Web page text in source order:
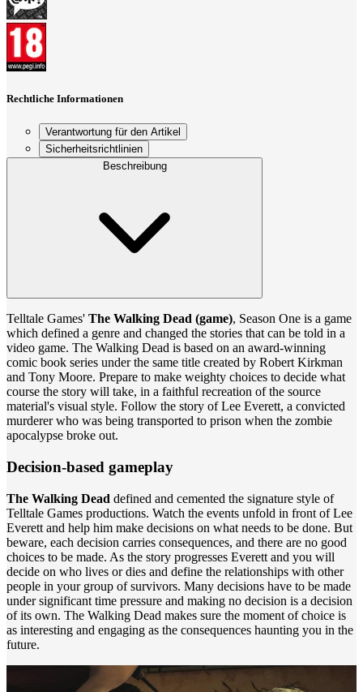
Rechtliche Informationen
Verantwortung für den Artikel
Sicherheitsrichtlinien
Beschreibung
Telltale Games' The Walking Dead (game), Season One is a game
which defined a genre and changed the stories that can be told in a
video game. The Walking Dead is based on an award-winning
comic book series under the same title created by Robert Kirkman
and Tony Moore. Prepare to make weighty choices to decide what
course the story will take, in a faithful recreation of the source
material's visual style. Follow the story of Lee Everett, a convicted
murderer who was being transported to prison when the zombie
apocalypse broke out.
Decision-based gameplay
The Walking Dead defined and cemented the signature style of
Telltale Games productions. Watch the events unfold in front of Lee
Everett and help him make decisions on what needs to be done. But
beware, each decision carries consequences, and there are no good
choices to be made. As the story progresses Everett and you will
decide on who lives or dies and define the relationships with other
people in your group of survivors. Many decisions have to be made
under significant time pressure and making no decision is a decision
of its own. The Walking Dead makes sure the moment of choice is
as interesting and engaging as the consequences haunting you in the
future.